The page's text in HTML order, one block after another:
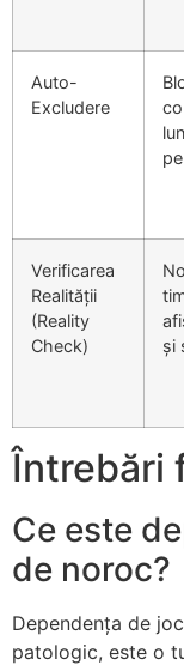
Auto-
Excludere
Verificarea
Realității
(Reality
Check)
și
Întrebări
Ce este
de noroc?
Dependența de
patologic, este o